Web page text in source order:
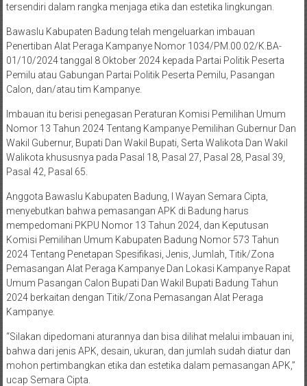
tersendiri dalam rangka menjaga etika dan estetika lingkungan.
Bawaslu Kabupaten Badung telah mengeluarkan imbauan
Penertiban Alat Peraga Kampanye Nomor 1034/PM.00.02/K.BA-
01/10/2024 tanggal 8 Oktober 2024 kepada Partai Politik Peserta
Pemilu atau Gabungan Partai Politik Peserta Pemilu, Pasangan
Calon, dan/atau tim Kampanye.
Imbauan itu berisi penegasan Peraturan Komisi Pemilihan Umum
Nomor 13 Tahun 2024 Tentang Kampanye Pemilihan Gubernur Dan
Wakil Gubernur, Bupati Dan Wakil Bupati, Serta Walikota Dan Wakil
Walikota khususnya pada Pasal 18, Pasal 27, Pasal 28, Pasal 39,
Pasal 42, Pasal 65.
Anggota Bawaslu Kabupaten Badung, I Wayan Semara Cipta,
menyebutkan bahwa pemasangan APK di Badung harus
mempedomani PKPU Nomor 13 Tahun 2024, dan Keputusan
Komisi Pemilihan Umum Kabupaten Badung Nomor 573 Tahun
2024 Tentang Penetapan Spesifikasi, Jenis, Jumlah, Titik/Zona
Pemasangan Alat Peraga Kampanye Dan Lokasi Kampanye Rapat
Umum Pasangan Calon Bupati Dan Wakil Bupati Badung Tahun
2024 berkaitan dengan Titik/Zona Pemasangan Alat Peraga
Kampanye.
“Silakan dipedomani aturannya dan bisa dilihat melalui imbauan ini,
bahwa dari jenis APK, desain, ukuran, dan jumlah sudah diatur dan
mohon pertimbangkan etika dan estetika dalam pemasangan APK,”
ucap Semara Cipta.